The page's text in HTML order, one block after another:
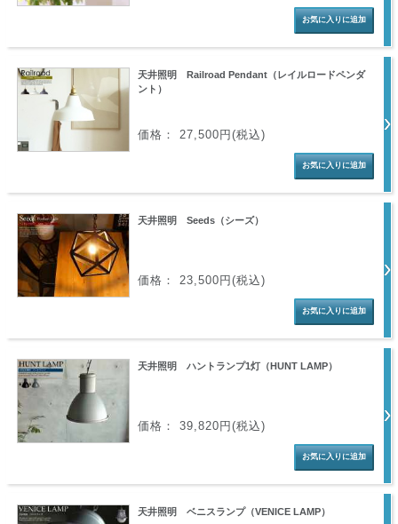
天井照明 Railroad Pendant（レイルロードペンダ
ント）
価格： 27,500円(税込)
天井照明 Seeds（シーズ）
価格： 23,500円(税込)
天井照明 ハントランプ1灯（HUNT LAMP）
価格： 39,820円(税込)
天井照明 ベニスランプ（VENICE LAMP）